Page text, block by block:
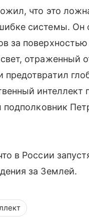
что это
системы. Он
за
отраженный
подполковник
в России
за Землей.